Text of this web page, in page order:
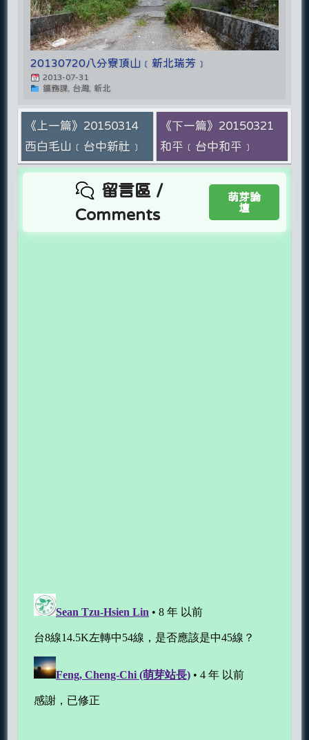
20130720八分寮頂山﹝新北瑞芳﹞
2013-07-31
鑛務課, 台灣, 新北
《上一篇》20150314
西白毛山﹝台中新社﹞
《下一篇》20150321
和平﹝台中和平﹞
留言區 /
Comments
萌芽論
壇